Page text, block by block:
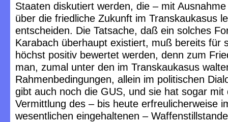
Staaten diskutiert werden, die – mit
über die friedliche Zukunft im Transkaukasus
entscheiden. Die Tatsache, daß ein solches
Karabach überhaupt existiert, muß bereits für
höchst positiv bewertet werden, denn zum
man, zumal unter den im Transkaukasus
Rahmenbedingungen, allein im politischen
gibt auch noch die GUS, und sie hat sogar mit
Vermittlung des – bis heute erfreulicherweise
wesentlichen eingehaltenen –